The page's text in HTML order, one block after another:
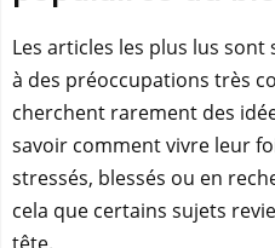
Les articles les plus lus
à des préoccupations très
cherchent rarement des
savoir comment vivre leur
stressés, blessés ou en
cela que certains sujets